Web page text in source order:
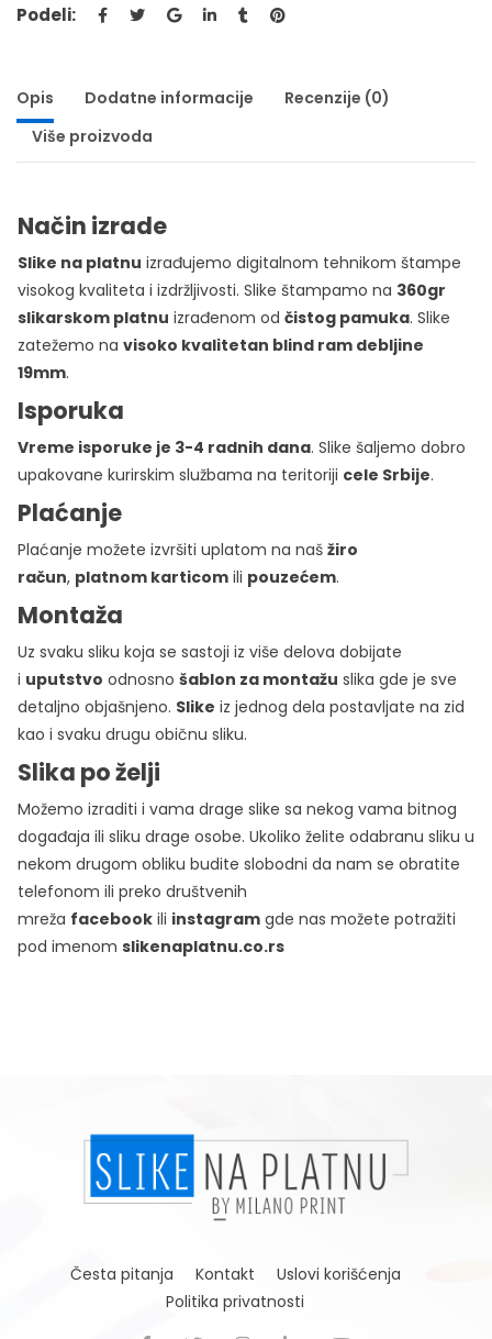
Podeli:
Opis Dodatne informacije
Recenzije (0)
Više proizvoda
Način izrade
Slike na platnu izrađujemo digitalnom tehnikom štampe
visokog kvaliteta i izdržljivosti. Slike štampamo na 360gr
slikarskom platnu izrađenom od čistog pamuka. Slike
zatežemo na visoko kvalitetan blind ram debljine
19mm.
Isporuka
Vreme isporuke je 3-4 radnih dana. Slike šaljemo dobro
upakovane kurirskim službama na teritoriji cele Srbije.
Plaćanje
Plaćanje možete izvršiti uplatom na naš žiro
račun, platnom karticom ili pouzećem.
Montaža
Uz svaku sliku koja se sastoji iz više delova dobijate
i uputstvo odnosno šablon za montažu slika gde je sve
detaljno objašnjeno. Slike iz jednog dela postavljate na zid
kao i svaku drugu običnu sliku.
Slika po želji
Možemo izraditi i vama drage slike sa nekog vama bitnog
događaja ili sliku drage osobe. Ukoliko želite odabranu sliku u
nekom drugom obliku budite slobodni da nam se obratite
telefonom ili preko društvenih
mreža facebook ili instagram gde nas možete potražiti
pod imenom slikenaplatnu.co.rs
Česta pitanja Kontakt
Uslovi korišćenja
Politika privatnosti